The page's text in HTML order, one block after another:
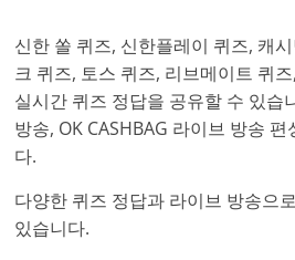
신한 쏠 퀴즈, 신한플레이 퀴즈, 캐
크 퀴즈, 토스 퀴즈, 리브메이트 퀴
실시간 퀴즈 정답을 공유할 수 있습
방송, OK CASHBAG 라이브 방송
다.
다양한 퀴즈 정답과 라이브 방송으
있습니다.